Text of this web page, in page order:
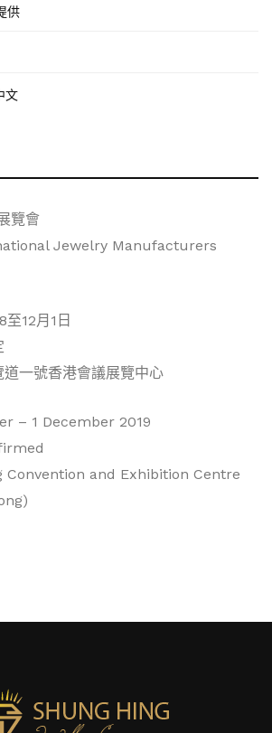
供
文
覽會
Jewelry Manufacturers
至12月1日
一號香港會議展覽中心
– 1 December 2019
Convention and Exhibition Centre